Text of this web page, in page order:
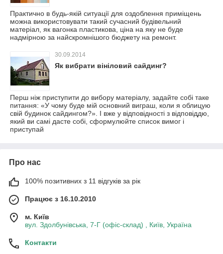
Практично в будь-якій ситуації для оздоблення приміщень
можна використовувати такий сучасний будівельний
матеріал, як вагонка пластикова, ціна на яку не буде
надмірною за найскромнішого бюджету на ремонт.
30.09.2014
Як вибрати вініловий сайдинг?
Перш ніж приступити до вибору матеріалу, задайте собі таке
питання: «У чому буде мій основний виграш, коли я облицую
свій будинок сайдингом?». І вже у відповідності з відповіддю,
який ви самі дасте собі, сформулюйте список вимог і
приступай
Про нас
100% позитивних з 11 відгуків за рік
Працює з 16.10.2010
м. Київ
вул. Здолбунівська, 7-Г (офіс-склад) , Київ, Україна
Контакти